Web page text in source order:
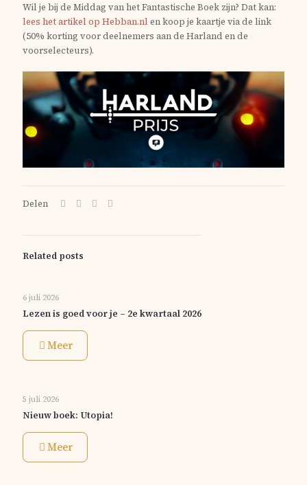
Wil je bij de Middag van het Fantastische Boek zijn? Dat kan:
lees het artikel op Hebban.nl en koop je kaartje via de link
(50% korting voor deelnemers aan de Harland en de
voorselecteurs).
Delen
Related posts
6 juli 2026
Lezen is goed voor je – 2e kwartaal 2026
Meer
5 juli 2026
Nieuw boek: Utopia!
Meer